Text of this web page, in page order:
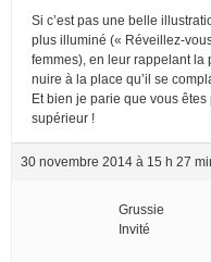
Si c’est pas une belle
plus illuminé (« Réveillez-
femmes), en leur rappelant la
nuire à la place qu’il se
Et bien je parie que vous
supérieur !
30 novembre 2014 à 15 h 27
Grussie
Invité